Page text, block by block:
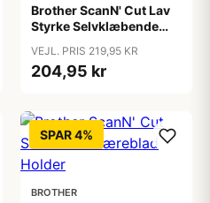
Brother ScanN' Cut Lav
Styrke Selvklæbende
30,5x30,5cm
VEJL. PRIS 219,95 KR
204,95 kr
SPAR 4%
BROTHER